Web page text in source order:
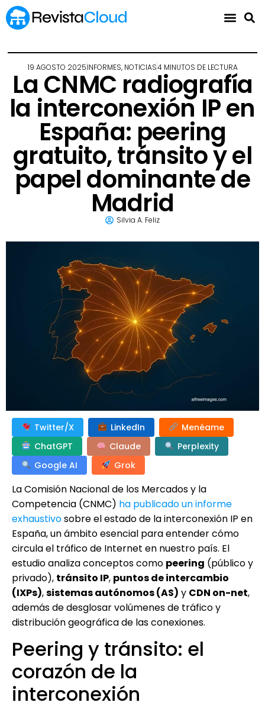
19 AGOSTO 2025INFORMES, NOTICIAS4 MINUTOS DE LECTURA
La CNMC radiografía
la interconexión IP en
España: peering
gratuito, tránsito y el
papel dominante de
Madrid
Silvia A. Feliz
Twitter/X LinkedIn
Menéame
ChatGPT
Claude
Perplexity
Google AI
Grok
La Comisión Nacional de los Mercados y la
Competencia (CNMC) ha publicado un informe
exhaustivosobre el estado de la interconexión IP en
España, un ámbito esencial para entender cómo
circula el tráfico de Internet en nuestro país. El
estudio analiza conceptos como peering (público y
privado), tránsito IP, puntos de intercambio
(IXPs),sistemas autónomos (AS) y CDN on-net,
además de desglosar volúmenes de tráfico y
distribución geográfica de las conexiones.
Peering y tránsito: el
corazón de la
interconexión